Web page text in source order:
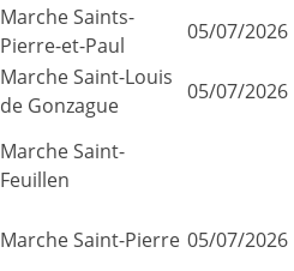
Marche Saints-
Pierre-et-Paul
05/07/2026
Marche Saint-Louis
de Gonzague
05/07/2026
Marche Saint-
Feuillen
Marche Saint-Pierre 05/07/2026